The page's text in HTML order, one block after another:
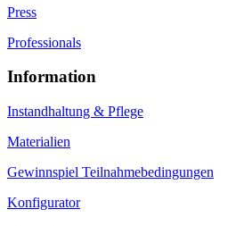
Press
Professionals
Information
Instandhaltung & Pflege
Materialien
Gewinnspiel Teilnahmebedingungen
Konfigurator